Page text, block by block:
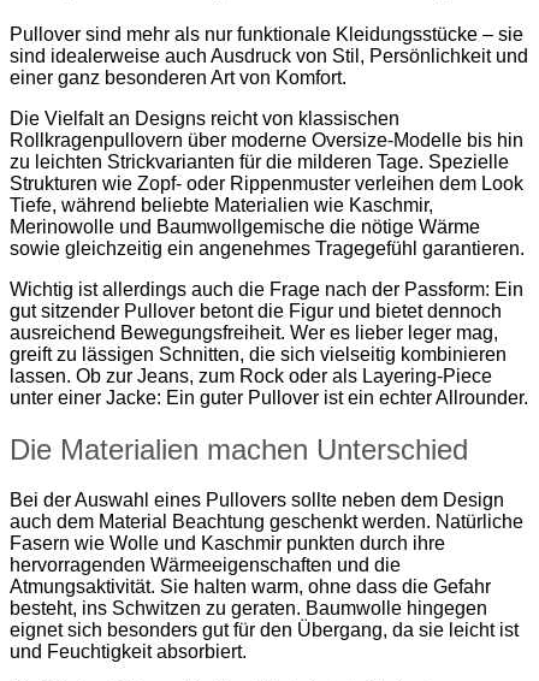
Pullover sind mehr als nur funktionale Kleidungsstücke – sie
sind idealerweise auch Ausdruck von Stil, Persönlichkeit und
einer ganz besonderen Art von Komfort.
Die Vielfalt an Designs reicht von klassischen
Rollkragenpullovern über moderne Oversize-Modelle bis hin
zu leichten Strickvarianten für die milderen Tage. Spezielle
Strukturen wie Zopf- oder Rippenmuster verleihen dem Look
Tiefe, während beliebte Materialien wie Kaschmir,
Merinowolle und Baumwollgemische die nötige Wärme
sowie gleichzeitig ein angenehmes Tragegefühl garantieren.
Wichtig ist allerdings auch die Frage nach der Passform: Ein
gut sitzender Pullover betont die Figur und bietet dennoch
ausreichend Bewegungsfreiheit. Wer es lieber leger mag,
greift zu lässigen Schnitten, die sich vielseitig kombinieren
lassen. Ob zur Jeans, zum Rock oder als Layering-Piece
unter einer Jacke: Ein guter Pullover ist ein echter Allrounder.
Die Materialien machen Unterschied
Bei der Auswahl eines Pullovers sollte neben dem Design
auch dem Material Beachtung geschenkt werden. Natürliche
Fasern wie Wolle und Kaschmir punkten durch ihre
hervorragenden Wärmeeigenschaften und die
Atmungsaktivität. Sie halten warm, ohne dass die Gefahr
besteht, ins Schwitzen zu geraten. Baumwolle hingegen
eignet sich besonders gut für den Übergang, da sie leicht ist
und Feuchtigkeit absorbiert.